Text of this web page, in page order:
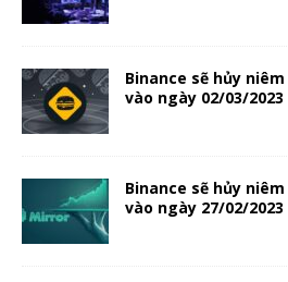
Binance sẽ hủy niêm
vào ngày 02/03/2023
Binance sẽ hủy niêm
vào ngày 27/02/2023